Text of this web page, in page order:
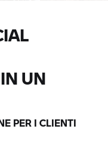
UN
PER I CLIENTI